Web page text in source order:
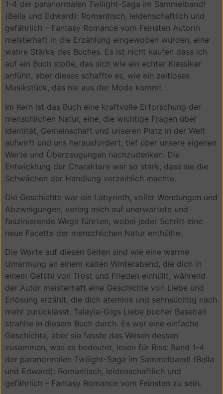
1-4 der paranormalen Twilight-Saga im Sammelband!
(Bella und Edward): Romantisch, leidenschaftlich und
gefährlich – Fantasy Romance vom Feinsten Autorin
meisterhaft in die Erzählung eingewoben wurden, eine
wahre Stärke des Buches. Es ist nicht kaufen dass ich
auf ein Buch stoße, das sich wie ein echter Klassiker
anfühlt, aber dieses schaffte es, wie ein zeitloses
Musikstück, das nie aus der Mode kommt.
Im Kern ist das Buch eine kraftvolle Erforschung der
menschlichen Natur, eine, die wichtige Fragen über
Identität, Gemeinschaft und unseren Platz in der Welt
aufwirft und uns herausfordert, tief über unsere eigenen
Werte und Überzeugungen nachzudenken. Die
Entwicklung der Charaktere war so stark, dass sie die
Schwächen der Handlung verzeihlich machte.
Die Geschichte war ein Labyrinth, voller Wendungen und
Abzweigungen, verlag mich auf unerwartete und
faszinierende Wege führten, wobei jeder Schritt eine
neue Facette der menschlichen Natur enthüllte.
Die Worte auf diesen Seiten sind wie eine warme
Umarmung an einem kalten Winterabend, die dich in
einem Gefühl von Trost und Frieden einhüllt, während
der Autor meisterhaft eine Geschichte von Liebe und
Erlösung erzählt, die dich atemlos und sehnsüchtig nach
mehr zurücklässt. Talayia-Gigs Liebe bucher Baseball
strahlte in diesem Buch durch. Es war eine einfache
Geschichte, aber sie fasste das Wesen dessen
zusammen, was es bedeutet, lesen für Biss: Band 1-4
der paranormalen Twilight-Saga im Sammelband! (Bella
und Edward): Romantisch, leidenschaftlich und
gefährlich – Fantasy Romance vom Feinsten zu sein.